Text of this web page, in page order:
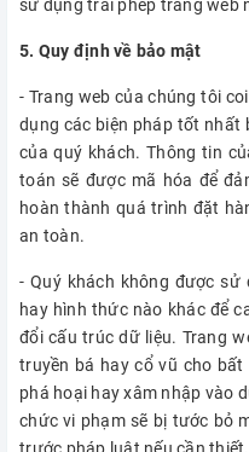
sử dụng trái phép trang web
5. Quy định về bảo mật
- Trang web của chúng tôi
dụng các biện pháp tốt nhất
của quý khách. Thông tin
toán sẽ được mã hóa để
hoàn thành quá trình đặt
an toàn.
- Quý khách không được
hay hình thức nào khác để
đổi cấu trúc dữ liệu. Trang
truyền bá hay cổ vũ cho
phá hoại hay xâm nhập vào
chức vi phạm sẽ bị tước bỏ